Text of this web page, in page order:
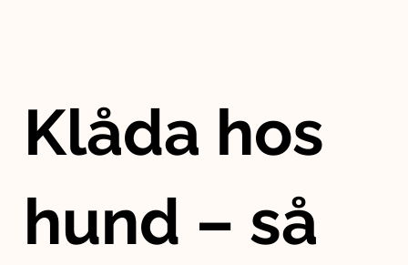
Klåda hos
hund – så